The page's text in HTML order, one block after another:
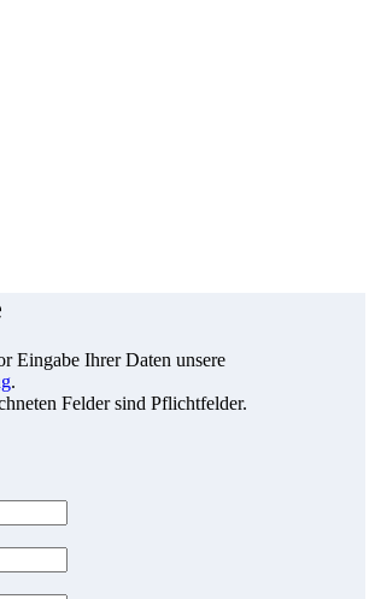
Eingabe Ihrer Daten unsere
.
Felder sind Pflichtfelder.